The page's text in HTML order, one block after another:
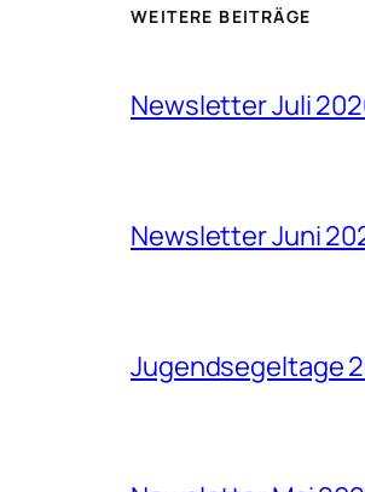
WEITERE BEITRÄGE
Newsletter Juli
Newsletter Juni
Jugendsegeltage